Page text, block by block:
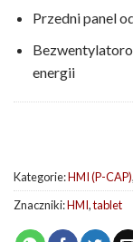
Przedni panel
energii
Kategorie:HMI (P-CAP),
Znaczniki:HMI,tablet